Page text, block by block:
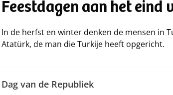
Feestdagen aan het eind
In de herfst en winter denken de mensen in
Atatürk, de man die Turkije heeft opgericht.
Dag van de Republiek